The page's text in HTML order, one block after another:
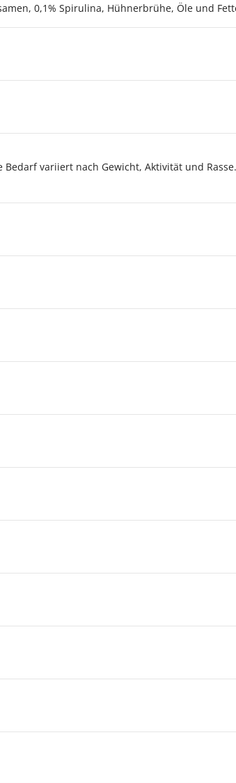
0,1% Spirulina, Hühnerbrühe, Öle und
Bedarf variiert nach Gewicht, Aktivität und